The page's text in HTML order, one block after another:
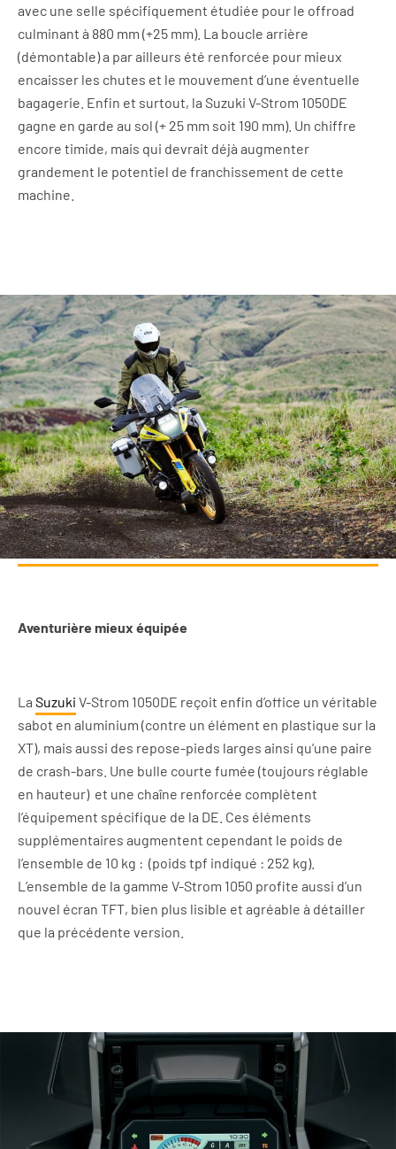
avec une selle spécifiquement étudiée pour le offroad
culminant à 880 mm (+25 mm). La boucle arrière
(démontable) a par ailleurs été renforcée pour mieux
encaisser les chutes et le mouvement d’une éventuelle
bagagerie. Enfin et surtout, la Suzuki V-Strom 1050DE
gagne en garde au sol (+ 25 mm soit 190 mm). Un chiffre
encore timide, mais qui devrait déjà augmenter
grandement le potentiel de franchissement de cette
machine.
Aventurière mieux équipée
La Suzuki V-Strom 1050DE reçoit enfin d’office un véritable
sabot en aluminium (contre un élément en plastique sur la
XT), mais aussi des repose-pieds larges ainsi qu’une paire
de crash-bars. Une bulle courte fumée (toujours réglable
en hauteur) et une chaîne renforcée complètent
l’équipement spécifique de la DE. Ces éléments
supplémentaires augmentent cependant le poids de
l’ensemble de 10 kg : (poids tpf indiqué : 252 kg).
L’ensemble de la gamme V-Strom 1050 profite aussi d’un
nouvel écran TFT, bien plus lisible et agréable à détailler
que la précédente version.